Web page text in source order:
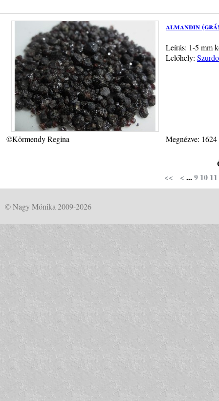
almandin
Leírás: 1-5 mm
Lelőhely:
©Körmendy Regina Megnézve:
<<
< ...9 10 11
© Nagy Mónika 2009-2026